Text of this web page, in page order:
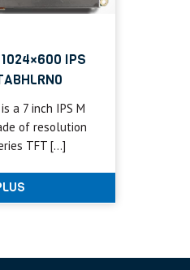
IPS
a 7 inch IPS M
of resolution
TFT […]